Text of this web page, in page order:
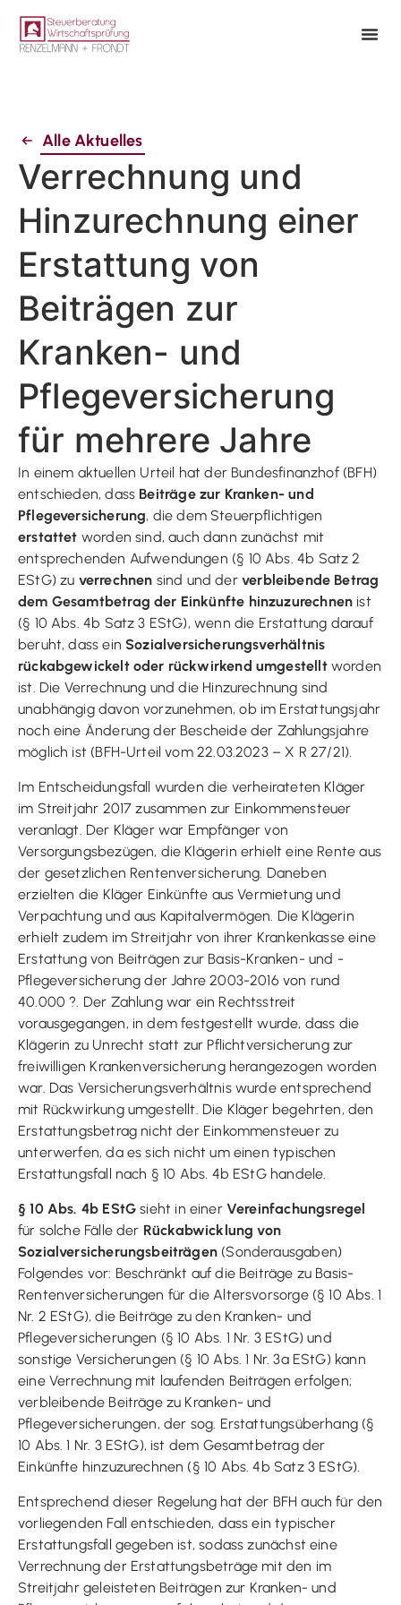
Alle Aktuelles
Verrechnung und
Hinzurechnung einer
Erstattung von
Beiträgen zur
Kranken- und
Pflegeversicherung
für mehrere Jahre
In einem aktuellen Urteil hat der Bundesfinanzhof (BFH)
entschieden, dass Beiträge zur Kranken- und
Pflegeversicherung, die dem Steuerpflichtigen
erstattet worden sind, auch dann zunächst mit
entsprechenden Aufwendungen (§ 10 Abs. 4b Satz 2
EStG) zu verrechnen sind und der verbleibende Betrag
dem Gesamtbetrag der Einkünfte hinzuzurechnen ist
(§ 10 Abs. 4b Satz 3 EStG), wenn die Erstattung darauf
beruht, dass einSozialversicherungsverhältnis
rückabgewickelt oder rückwirkend umgestelltworden
ist. Die Verrechnung und die Hinzurechnung sind
unabhängig davon vorzunehmen, ob im Erstattungsjahr
noch eine Änderung der Bescheide der Zahlungsjahre
möglich ist (BFH-Urteil vom 22.03.2023 – X R 27/21).
Im Entscheidungsfall wurden die verheirateten Kläger
im Streitjahr 2017 zusammen zur Einkommensteuer
veranlagt. Der Kläger war Empfänger von
Versorgungsbezügen, die Klägerin erhielt eine Rente aus
der gesetzlichen Rentenversicherung. Daneben
erzielten die Kläger Einkünfte aus Vermietung und
Verpachtung und aus Kapitalvermögen. Die Klägerin
erhielt zudem im Streitjahr von ihrer Krankenkasse eine
Erstattung von Beiträgen zur Basis-Kranken- und -
Pflegeversicherung der Jahre 2003-2016 von rund
40.000 ?. Der Zahlung war ein Rechtsstreit
vorausgegangen, in dem festgestellt wurde, dass die
Klägerin zu Unrecht statt zur Pflichtversicherung zur
freiwilligen Krankenversicherung herangezogen worden
war. Das Versicherungsverhältnis wurde entsprechend
mit Rückwirkung umgestellt. Die Kläger begehrten, den
Erstattungsbetrag nicht der Einkommensteuer zu
unterwerfen, da es sich nicht um einen typischen
Erstattungsfall nach § 10 Abs. 4b EStG handele.
§ 10 Abs. 4b EStG sieht in einer Vereinfachungsregel
für solche Fälle der Rückabwicklung von
Sozialversicherungsbeiträgen (Sonderausgaben)
Folgendes vor: Beschränkt auf die Beiträge zu Basis-
Rentenversicherungen für die Altersvorsorge (§ 10 Abs. 1
Nr. 2 EStG), die Beiträge zu den Kranken- und
Pflegeversicherungen (§ 10 Abs. 1 Nr. 3 EStG) und
sonstige Versicherungen (§ 10 Abs. 1 Nr. 3a EStG) kann
eine Verrechnung mit laufenden Beiträgen erfolgen;
verbleibende Beiträge zu Kranken- und
Pflegeversicherungen, der sog. Erstattungsüberhang (§
10 Abs. 1 Nr. 3 EStG), ist dem Gesamtbetrag der
Einkünfte hinzuzurechnen (§ 10 Abs. 4b Satz 3 EStG).
Entsprechend dieser Regelung hat der BFH auch für den
vorliegenden Fall entschieden, dass ein typischer
Erstattungsfall gegeben ist, sodass zunächst eine
Verrechnung der Erstattungsbeträge mit den im
Streitjahr geleisteten Beiträgen zur Kranken- und